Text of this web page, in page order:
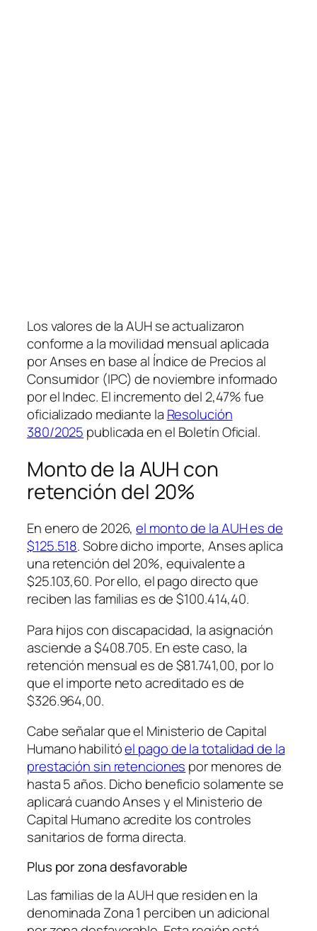
Los valores de la AUH se actualizaron
conforme a la movilidad mensual aplicada
por Anses en base al Índice de Precios al
Consumidor (IPC) de noviembre informado
por el Indec. El incremento del 2,47% fue
oficializado mediante la Resolución
380/2025 publicada en el Boletín Oficial.
Monto de la AUH con
retención del 20%
En enero de 2026,el monto de la AUH es de
$125.518. Sobre dicho importe, Anses aplica
una retención del 20%, equivalente a
$25.103,60. Por ello, el pago directo que
reciben las familias es de $100.414,40.
Para hijos con discapacidad, la asignación
asciende a $408.705. En este caso, la
retención mensual es de $81.741,00, por lo
que el importe neto acreditado es de
$326.964,00.
Cabe señalar que el Ministerio de Capital
Humano habilitóel pago de la totalidad de la
prestación sin retenciones por menores de
hasta 5 años. Dicho beneficio solamente se
aplicará cuando Anses y el Ministerio de
Capital Humano acredite los controles
sanitarios de forma directa.
Plus por zona desfavorable
Las familias de la AUH que residen en la
denominada Zona 1 perciben un adicional